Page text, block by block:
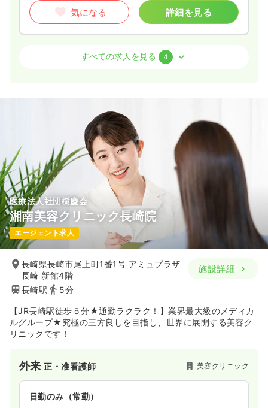
気になる 詳細を見る
正・准看護師
8:30～17:00（休憩60分）
月給27万円以上可
気になる 詳細を見る
介護・福祉系 正・准看護師 一般＋療養
日勤のみ（常勤）
給与 20.2〜27.2万円/月
※一例
時間 8:30～17:00
気になる 詳細を見る
その他 保健師 一般＋療養
日勤のみ（常勤）
すべての求人を見る 4
医療法人社団樹慶会
湘南美容クリニック長崎院
エージェント求人
長崎県長崎市尾上町1番1号 アミュプラザ
長崎 新館4階
長崎駅
5分
施設詳細
【JR長崎駅徒歩５分★通勤ラクラク！】業界最大級のメディカ
ルグループ★究極の三方良しを目指し、世界に展開する美容ク
リニックです！
外来正・准看護師 美容クリニック
日勤のみ（常勤）